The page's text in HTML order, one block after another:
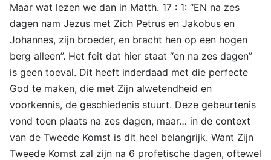
Maar wat lezen we dan in Matth. 17 : 1: “EN na zes
dagen nam Jezus met Zich Petrus en Jakobus en
Johannes, zijn broeder, en bracht hen op een hogen
berg alleen”. Het feit dat hier staat “en na zes dagen”
is geen toeval. Dit heeft inderdaad met die perfecte
God te maken, die met Zijn alwetendheid en
voorkennis, de geschiedenis stuurt. Deze gebeurtenis
vond toen plaats na zes dagen, maar… in de context
van de Tweede Komst is dit heel belangrijk. Want Zijn
Tweede Komst zal zijn na 6 profetische dagen, oftewel